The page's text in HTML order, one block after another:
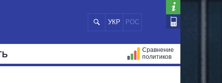
УКР РОС
Сравнение
политиков